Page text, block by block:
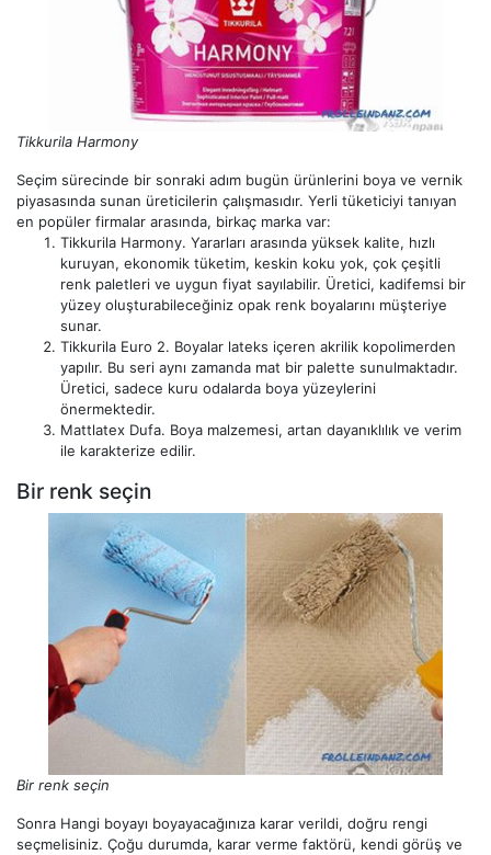
Tikkurila Harmony
Seçim sürecinde bir sonraki adım bugün ürünlerini boya ve vernik
piyasasında sunan üreticilerin çalışmasıdır. Yerli tüketiciyi tanıyan
en popüler firmalar arasında, birkaç marka var:
Tikkurila Harmony. Yararları arasında yüksek kalite, hızlı
kuruyan, ekonomik tüketim, keskin koku yok, çok çeşitli
renk paletleri ve uygun fiyat sayılabilir. Üretici, kadifemsi bir
yüzey oluşturabileceğiniz opak renk boyalarını müşteriye
sunar.
Tikkurila Euro 2. Boyalar lateks içeren akrilik kopolimerden
yapılır. Bu seri aynı zamanda mat bir palette sunulmaktadır.
Üretici, sadece kuru odalarda boya yüzeylerini
önermektedir.
Mattlatex Dufa. Boya malzemesi, artan dayanıklılık ve verim
ile karakterize edilir.
Bir renk seçin
Bir renk seçin
Sonra Hangi boyayı boyayacağınıza karar verildi, doğru rengi
seçmelisiniz. Çoğu durumda, karar verme faktörü, kendi görüş ve